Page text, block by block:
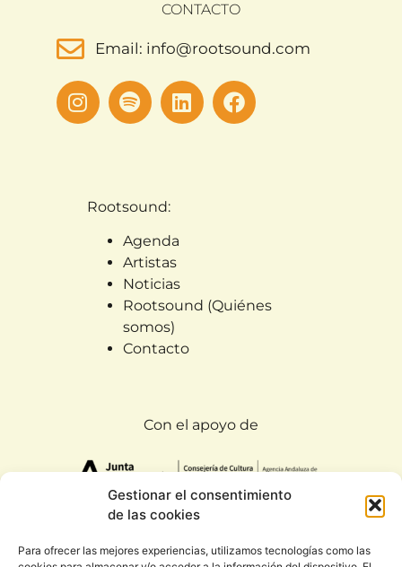
Gestionar el consentimiento
de las cookies
Para ofrecer las mejores experiencias, utilizamos tecnologías como las
CONTACTO
Email: info@rootsound.com
Rootsound:
Agenda
Artistas
Noticias
Rootsound (Quiénes
somos)
Contacto
Con el apoyo de